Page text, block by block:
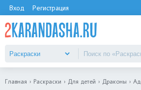
Вход Регистрация
Главная Раскраски Для детей Драконы